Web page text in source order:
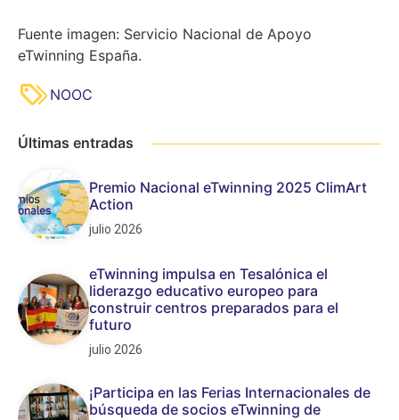
Fuente imagen: Servicio Nacional de Apoyo
eTwinning España.
NOOC
Últimas entradas
Premio Nacional eTwinning 2025 ClimArt
Action
julio 2026
eTwinning impulsa en Tesalónica el
liderazgo educativo europeo para
construir centros preparados para el
futuro
julio 2026
¡Participa en las Ferias Internacionales de
búsqueda de socios eTwinning de